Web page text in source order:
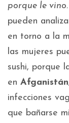
porque le vino.
pueden
en torno a la
las mujeres
sushi, porque
en Afganistán
infecciones
que bañarse